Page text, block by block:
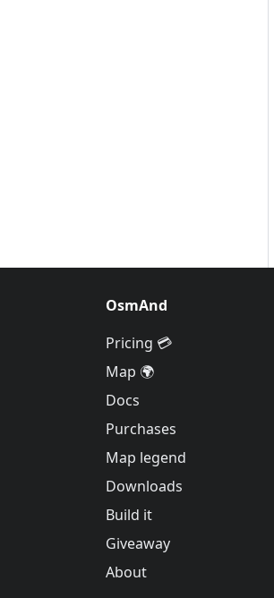
OsmAnd
Pricing 💳
Map 🌍
Docs
Purchases
Map legend
Downloads
Build it
Giveaway
About